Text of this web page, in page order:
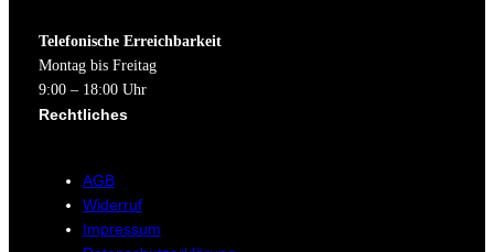
Telefonische Erreichbarkeit
Montag bis Freitag
9:00 – 18:00 Uhr
Rechtliches
AGB
Widerruf
Impressum